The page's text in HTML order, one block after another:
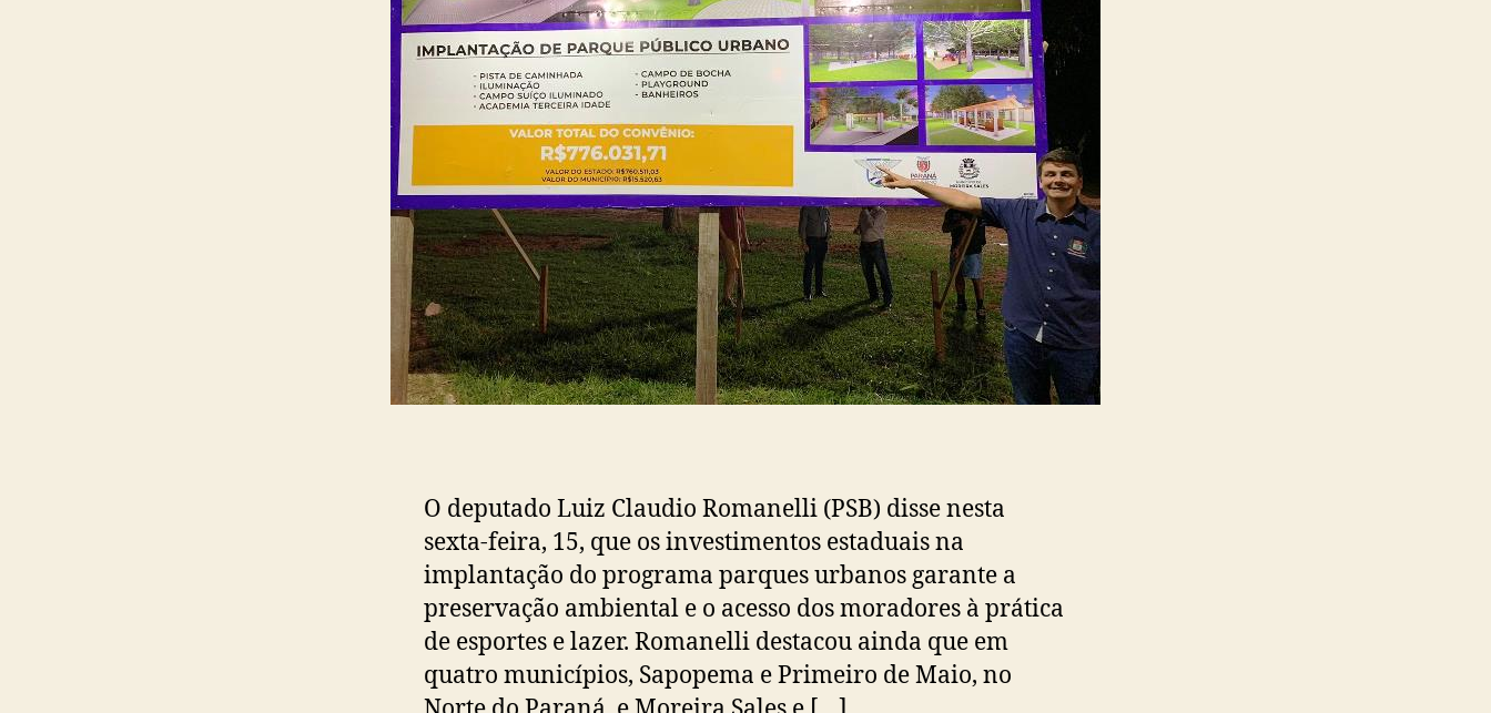
O deputado Luiz Claudio Romanelli (PSB) disse nesta
sexta-feira, 15, que os investimentos estaduais na
implantação do programa parques urbanos garante a
preservação ambiental e o acesso dos moradores à prática
de esportes e lazer. Romanelli destacou ainda que em
quatro municípios, Sapopema e Primeiro de Maio, no